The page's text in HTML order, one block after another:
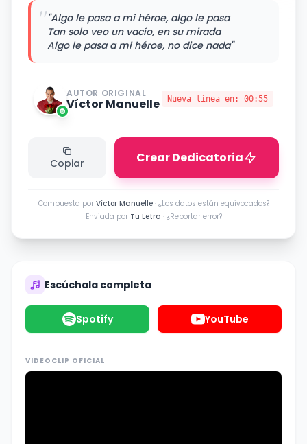
""Algo le pasa a mi héroe, algo le pasa
Tan solo veo un vacío, en su mirada
Algo le pasa a mi héroe, no dice nada"
AUTOR ORIGINAL
Víctor Manuelle Nueva línea en: 00:55
Copiar Crear Dedicatoria
Compuesta por Víctor Manuelle· ¿Los datos están equivocados?
Enviada por Tu Letra · ¿Reportar error?
Escúchala completa
Spotify YouTube
VIDEOCLIP OFICIAL